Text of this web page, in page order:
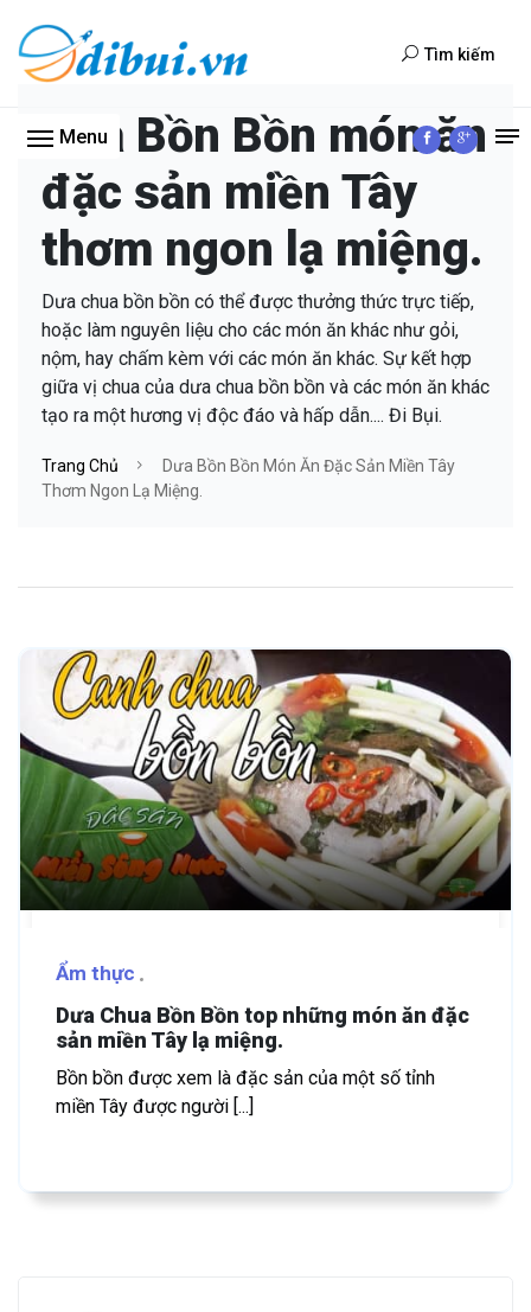
Tìm kiếm
Menu
Dưa Bồn Bồn món ăn
đặc sản miền Tây
thơm ngon lạ miệng.
Dưa chua bồn bồn có thể được thưởng thức trực tiếp,
hoặc làm nguyên liệu cho các món ăn khác như gỏi,
nộm, hay chấm kèm với các món ăn khác. Sự kết hợp
giữa vị chua của dưa chua bồn bồn và các món ăn khác
tạo ra một hương vị độc đáo và hấp dẫn.... Đi Bụi.
Trang Chủ
Dưa Bồn Bồn Món Ăn Đặc Sản Miền Tây
Thơm Ngon Lạ Miệng.
Ẩm thực
Dưa Chua Bồn Bồn top những món ăn đặc
sản miền Tây lạ miệng.
Bồn bồn được xem là đặc sản của một số tỉnh
miền Tây được người [...]